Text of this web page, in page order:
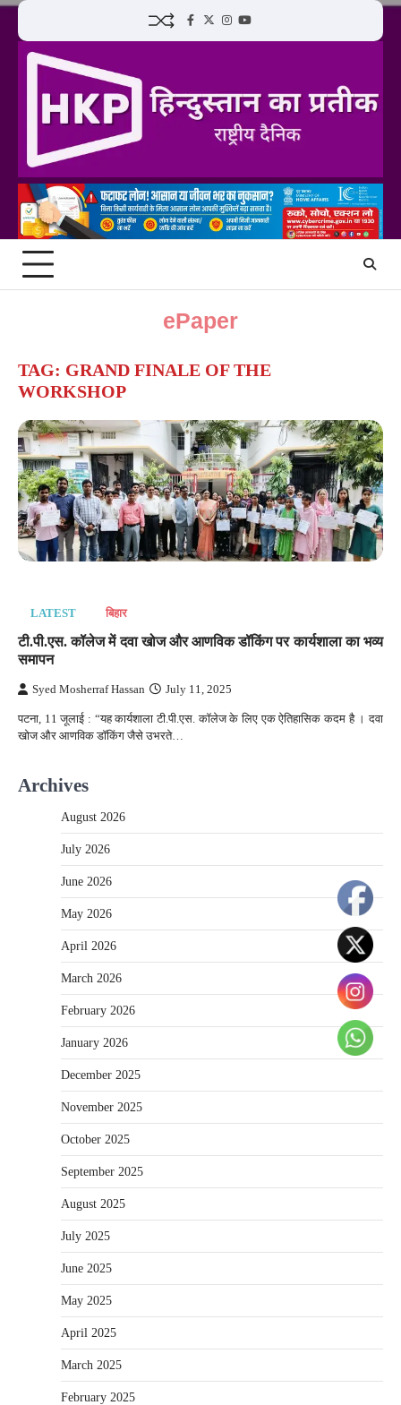
Skip
content
Facebook
TwitterInstagram
YouTube
ePaper
TAG: GRAND FINALE OF THE
WORKSHOP
LATEST बिहार
टी.पी.एस. कॉलेज में दवा खोज और आणविक डॉकिंग पर कार्यशाला का भव्य
समापन
Syed Mosherraf Hassan July 11, 2025
पटना, 11 जूलाई : “यह कार्यशाला टी.पी.एस. कॉलेज के लिए एक ऐतिहासिक कदम है । दवा
खोज और आणविक डॉकिंग जैसे उभरते…
Archives
August 2026
July 2026
June 2026
May 2026
April 2026
March 2026
February 2026
January 2026
December 2025
November 2025
October 2025
September 2025
August 2025
July 2025
June 2025
May 2025
April 2025
March 2025
February 2025